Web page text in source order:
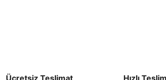
Ücretsiz Teslimat Hızlı